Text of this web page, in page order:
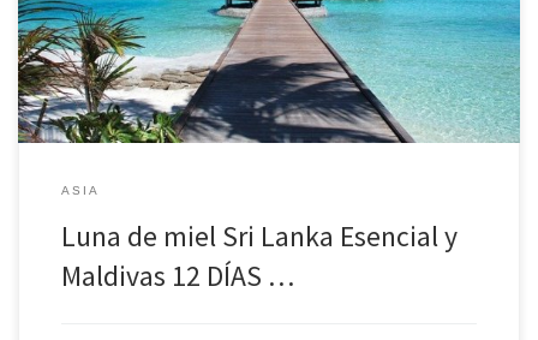
COLOMBO – NEGOMBO Llegada, asistencia en el aeropuerto y
traslado por carretera a Negombo. Por la […]
ASIA
Luna de miel Sri Lanka Esencial y
Maldivas 12 DÍAS …